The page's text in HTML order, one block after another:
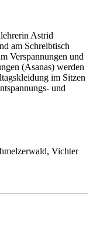
Astrid
am Schreibtisch
Verspannungen und
(Asanas) werden
im Sitzen
und
Vichter